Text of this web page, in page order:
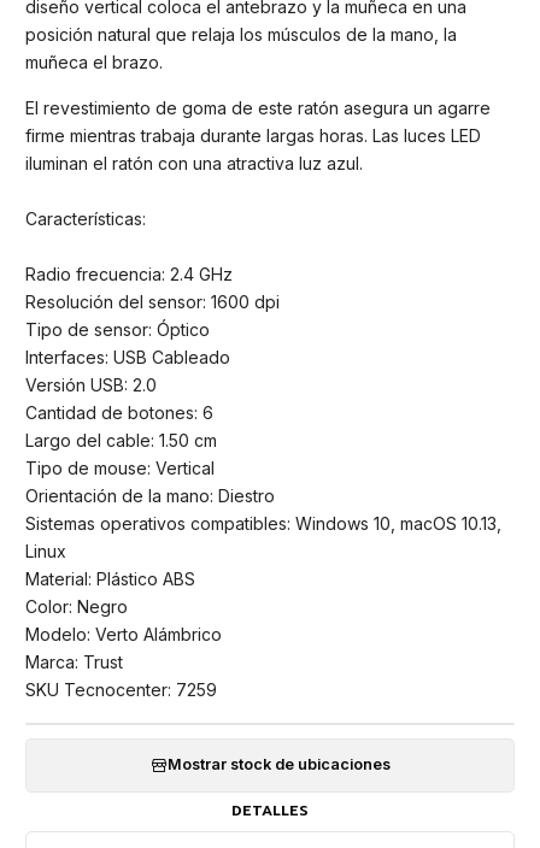
diseño vertical coloca el antebrazo y la muñeca en una
posición natural que relaja los músculos de la mano, la
muñeca el brazo.
El revestimiento de goma de este ratón asegura un agarre
firme mientras trabaja durante largas horas. Las luces LED
iluminan el ratón con una atractiva luz azul.
Características:
Radio frecuencia: 2.4 GHz
Resolución del sensor: 1600 dpi
Tipo de sensor: Óptico
Interfaces: USB Cableado
Versión USB: 2.0
Cantidad de botones: 6
Largo del cable: 1.50 cm
Tipo de mouse: Vertical
Orientación de la mano: Diestro
Sistemas operativos compatibles: Windows 10, macOS 10.13,
Linux
Material: Plástico ABS
Color: Negro
Modelo: Verto Alámbrico
Marca: Trust
SKU Tecnocenter: 7259
Mostrar stock de ubicaciones
DETALLES